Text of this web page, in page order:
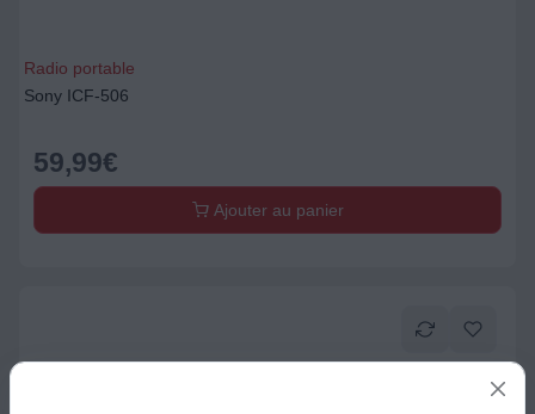
Radio portable
Sony ICF-506
59,99€
Ajouter au panier